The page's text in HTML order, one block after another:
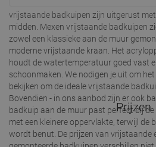
vrijstaande badkuipen zijn uitgerust
midden. Mexen vrijstaande badkuipen
zowel een klassieke aan de muur
moderne vrijstaande kraan. Het
houdt de watertemperatuur goed vast
schoonmaken. We nodigen je uit om
bekijken om de ideale vrijstaande
Bovendien - in ons aanbod zijn er ook
badkuip aan de muur past perfect bij
met een kleinere oppervlakte, terwijl de
wordt benut. De prijzen van vrijstaande
Prijzen